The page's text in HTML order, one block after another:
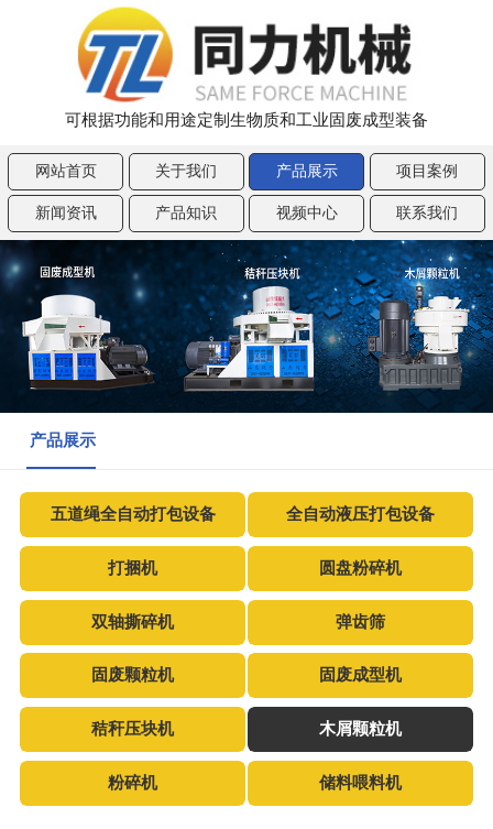
可根据功能和用途定制生物质和工业固废成型装备
网站首页 关于我们 产品展示 项目案例
新闻资讯 产品知识 视频中心 联系我们
产品展示
五道绳全自动打包设备 全自动液压打包设备
打捆机 圆盘粉碎机
双轴撕碎机 弹齿筛
固废颗粒机 固废成型机
秸秆压块机 木屑颗粒机
粉碎机 储料喂料机